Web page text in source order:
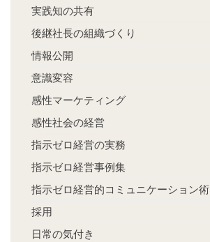
実践知の共有
後継社長の組織づくり
情報公開
意識変容
感性マーケティング
感性社会の経営
指示ゼロ経営の実務
指示ゼロ経営事例集
指示ゼロ経営的コミュニケーション術
採用
日常の気付き